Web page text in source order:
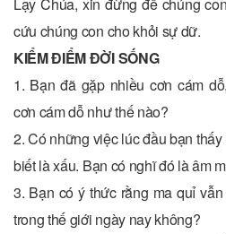
cứu chúng con cho khỏi sự dữ.
KIỂM ĐIỂM ĐỜI SỐNG
1. Bạn đã gặp nhiều cơn cám
cơn cám dỗ như thế nào?
2. Có những việc lúc đầu bạn
biết là xấu. Bạn có nghĩ đó là âm
3. Bạn có ý thức rằng ma quỉ
trong thế giới ngày nay không?